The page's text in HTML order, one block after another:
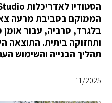
בלגרד, סרביה, עבור אומן
ותחזוקה ביתית. התוצאה
תהליך הבנייה והשימוש
11/2025